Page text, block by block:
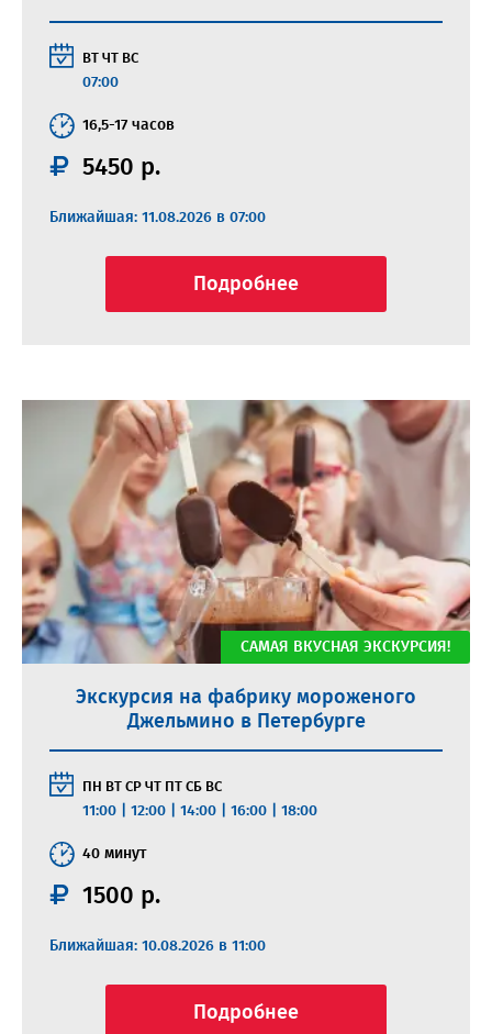
ВТ ЧТ ВС
07:00
16,5-17 часов
5450 р.
Ближайшая: 11.08.2026 в 07:00
Подробнее
Экскурсия на фабрику мороженого
Джельмино в Петербурге
САМАЯ ВКУСНАЯ ЭКСКУРСИЯ!
ПН ВТ СР ЧТ СБ ВС
11:00 12:00 14:00 16:00 18:00
40 минут
1500 р.
Ближайшая: 10.08.2026 в 11:00
Подробнее